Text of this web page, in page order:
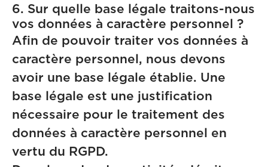
6. Sur quelle base légale traitons-nous
vos données à caractère personnel ?
Afin de pouvoir traiter vos données à
caractère personnel, nous devons
avoir une base légale établie. Une
base légale est une justification
nécessaire pour le traitement des
données à caractère personnel en
vertu du RGPD.